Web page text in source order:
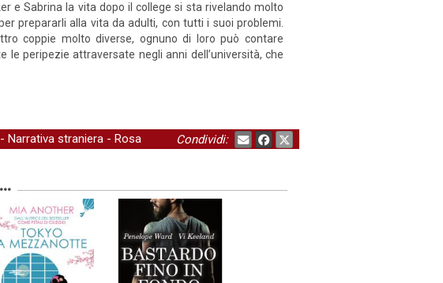
e Sabrina la vita dopo il college si sta rivelando molto
prepararli alla vita da adulti, con tutti i suoi problemi.
coppie molto diverse, ognuno di loro può contare
le peripezie attraversate negli anni dell’università, che
- Narrativa straniera - Rosa Condividi: